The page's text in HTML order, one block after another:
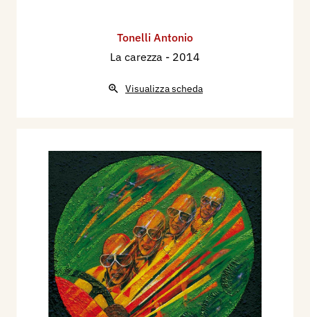
Tonelli Antonio
La carezza - 2014
Visualizza scheda